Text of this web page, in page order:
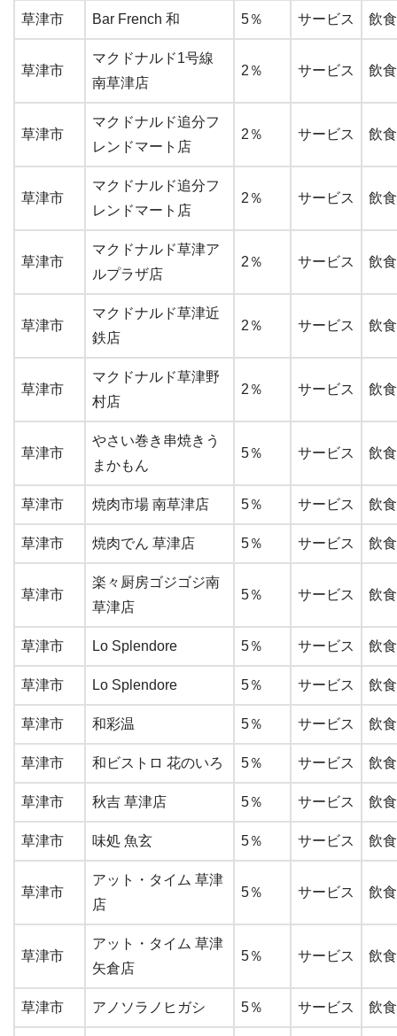
草津市 Bar French 和 5％ サービス 飲
草津市
マクドナルド1号線
南草津店
2％ サービス 飲
草津市
マクドナルド追分フ
レンドマート店
2％ サービス 飲
草津市
マクドナルド追分フ
レンドマート店
2％ サービス 飲
草津市
マクドナルド草津ア
ルプラザ店
2％ サービス 飲
草津市
マクドナルド草津近
鉄店
2％ サービス 飲
草津市
マクドナルド草津野
村店
2％ サービス 飲
草津市
やさい巻き串焼きう
まかもん
5％ サービス 飲
草津市 焼肉市場 南草津店 5％ サービス 飲
草津市 焼肉でん 草津店 5％ サービス 飲
草津市
楽々厨房ゴジゴジ南
草津店
5％ サービス 飲
草津市 Lo Splendore 5％ サービス 飲
草津市 Lo Splendore 5％ サービス 飲
草津市 和彩温 5％ サービス 飲
草津市 和ビストロ 花のいろ 5％ サービス 飲
草津市 秋吉 草津店 5％ サービス 飲
草津市 味処 魚玄 5％ サービス 飲
草津市
アット・タイム 草津
店
5％ サービス 飲
草津市
アット・タイム 草津
矢倉店
5％ サービス 飲
草津市 アノソラノヒガシ 5％ サービス 飲